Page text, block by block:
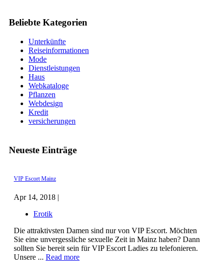
Beliebte Kategorien
Unterkünfte
Reiseinformationen
Mode
Dienstleistungen
Haus
Webkataloge
Pflanzen
Webdesign
Kredit
versicherungen
Neueste Einträge
VIP Escort Mainz
Apr 14, 2018 |
Erotik
Die attraktivsten Damen sind nur von VIP Escort. Möchten
Sie eine unvergessliche sexuelle Zeit in Mainz haben? Dann
sollten Sie bereit sein für VIP Escort Ladies zu telefonieren.
Unsere ... Read more